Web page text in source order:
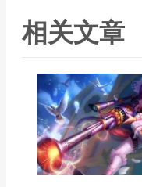
相关文章